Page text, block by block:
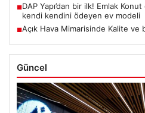
■DAP Yapı’dan bir ilk! Emlak
kendi kendini ödeyen ev modeli
■Açık Hava Mimarisinde Kalite ve
Güncel